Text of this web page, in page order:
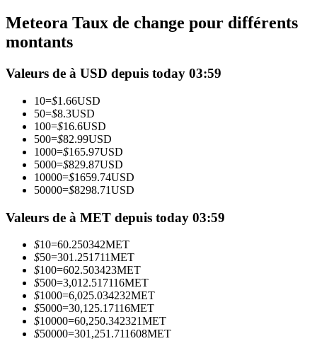
Rejoignez les meilleurs traders
Devenez un trader de copie
trading
Meteora Taux de change pour différents
montants
Valeurs de à USD depuis today 03:59
10=$1.66USD
50=$8.3USD
100=$16.6USD
500=$82.99USD
1000=$165.97USD
5000=$829.87USD
10000=$1659.74USD
50000=$8298.71USD
Valeurs de à MET depuis today 03:59
$10=60.250342MET
$50=301.251711MET
$100=602.503423MET
$500=3,012.517116MET
$1000=6,025.034232MET
$5000=30,125.17116MET
$10000=60,250.342321MET
$50000=301,251.711608MET